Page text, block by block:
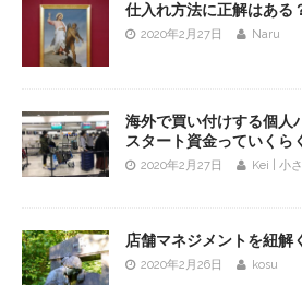
仕入れ方法に正解はある
2020年2月27日 Naru
海外で買い付けする個人
スタート資金っていくら
2020年2月27日 Kei | 小
店舗マネジメントを紐解
2020年2月26日 kosu